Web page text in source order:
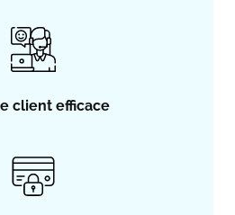
client efficace